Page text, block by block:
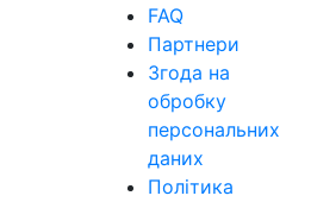
FAQ
Партнери
Згода на
обробку
персональних
даних
Політика